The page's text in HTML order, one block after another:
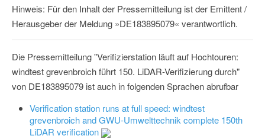
Hinweis: Für den Inhalt der Pressemitteilung ist der Emittent /
Herausgeber der Meldung »DE183895079« verantwortlich.
Die Pressemitteilung "Verifizierstation läuft auf Hochtouren:
windtest grevenbroich führt 150. LiDAR-Verifizierung durch"
von DE183895079 ist auch in folgenden Sprachen abrufbar
Verification station runs at full speed: windtest
grevenbroich and GWU-Umwelttechnik complete 150th
LiDAR verification